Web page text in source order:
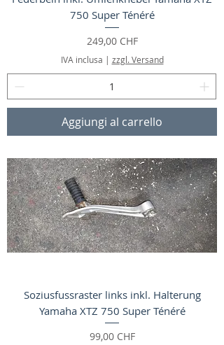
750 Super Ténéré
Prezzo
249,00 CHF
IVA inclusa | zzgl. Versand
Aggiungi al carrello
Soziusfussraster links inkl. Halterung
Yamaha XTZ 750 Super Ténéré
Prezzo
99,00 CHF